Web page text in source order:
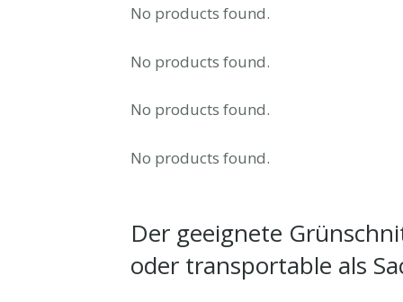
No products found.
No products found.
No products found.
No products found.
Der geeignete
oder transportable als